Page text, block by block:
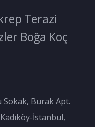
Terazi
Boğa Koç
Burak Apt.
İstanbul,